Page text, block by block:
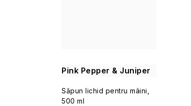
Pink Pepper & Juniper
Săpun lichid pentru mâini,
500 ml